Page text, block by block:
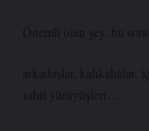
Önemli olan şey, bu
arkadaşlar, kahkahalar, iç
sahil yürüyüşleri…